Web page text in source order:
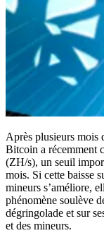
Après plusieurs mois
Bitcoin a récemment
(ZH/s), un seuil
mois. Si cette baisse
mineurs s’améliore,
phénomène soulève
dégringolade et sur
et des mineurs.